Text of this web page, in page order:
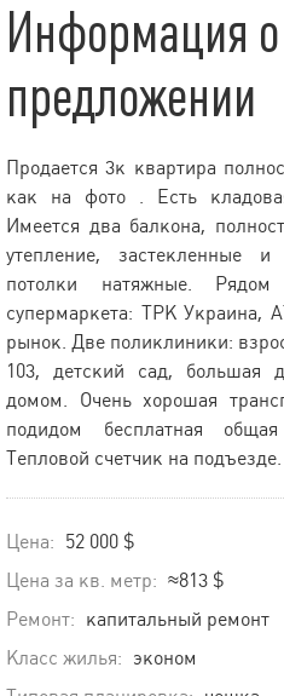
Информация о
предложении
Продается 3к квартира
как на фото . Есть
Имеется два балкона,
утепление, застекленные
потолки натяжные.
супермаркета: ТРК Украина,
рынок. Две поликлиники:
103, детский сад, большая
домом. Очень хорошая
подидом бесплатная
Тепловой счетчик на подъезде.
Цена: 52 000 $
Цена за кв. метр: ≈813 $
Ремонт: капитальный ремонт
Класс жилья: эконом